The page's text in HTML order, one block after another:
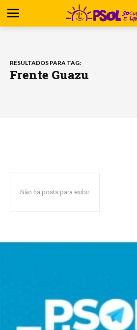
RESULTADOS PARA TAG:
Frente Guazu
Não há posts para exibir